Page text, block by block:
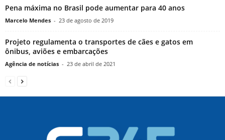
Pena máxima no Brasil pode aumentar para 40 anos
Marcelo Mendes - 23 de agosto de 2019
Projeto regulamenta o transportes de cães e gatos em
ônibus, aviões e embarcações
Agência de notícias - 23 de abril de 2021